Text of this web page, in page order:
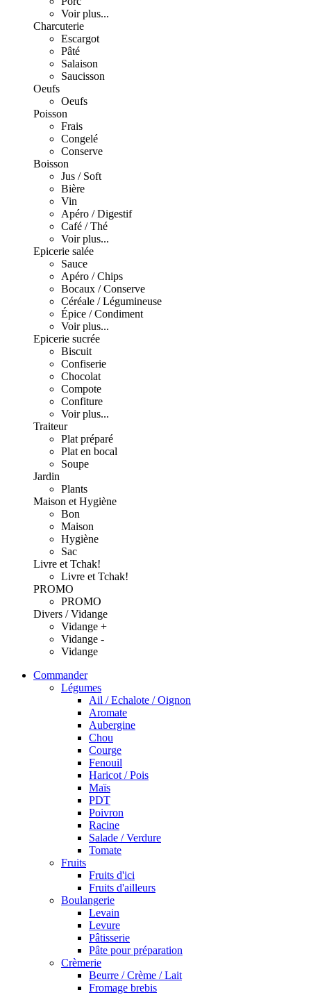
Voir plus...
Charcuterie
Escargot
Pâté
Salaison
Saucisson
Oeufs
Oeufs
Poisson
Frais
Congelé
Conserve
Boisson
Jus / Soft
Bière
Vin
Apéro / Digestif
Café / Thé
Voir plus...
Epicerie salée
Sauce
Apéro / Chips
Bocaux / Conserve
Céréale / Légumineuse
Épice / Condiment
Voir plus...
Epicerie sucrée
Biscuit
Confiserie
Chocolat
Compote
Confiture
Voir plus...
Traiteur
Plat préparé
Plat en bocal
Soupe
Jardin
Plants
Maison et Hygiène
Bon
Maison
Hygiène
Sac
Livre et Tchak!
Livre et Tchak!
PROMO
PROMO
Divers / Vidange
Vidange +
Vidange -
Vidange
Commander
Légumes
Ail / Echalote / Oignon
Aromate
Aubergine
Chou
Courge
Fenouil
Haricot / Pois
Maïs
PDT
Poivron
Racine
Salade / Verdure
Tomate
Fruits
Fruits d'ici
Fruits d'ailleurs
Boulangerie
Levain
Levure
Pâtisserie
Pâte pour préparation
Crèmerie
Beurre / Crème / Lait
Fromage brebis